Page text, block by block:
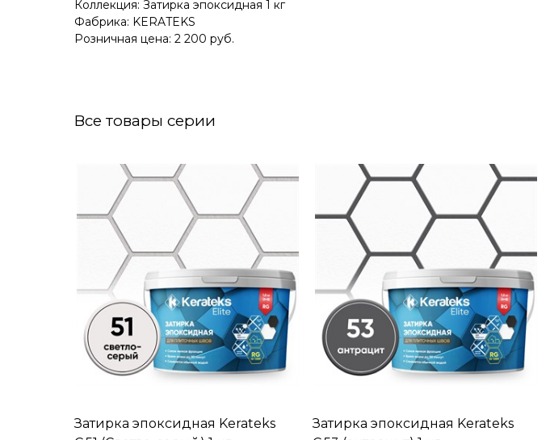
Коллекция: Затирка эпоксидная 1 кг
Фабрика: KERATEKS
Розничная цена: 2 200 руб.
Все товары серии
Затирка эпоксидная Kerateks
Затирка эпоксидная Kerateks